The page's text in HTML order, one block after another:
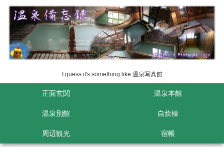
I guess it's something like 温泉写真館
正面玄関 温泉本館
温泉別館 自炊棟
周辺観光 宿帳